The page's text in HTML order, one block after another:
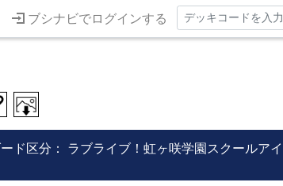
ブシナビでログインする
ド区分： ラブライブ！虹ヶ咲学園スクールア